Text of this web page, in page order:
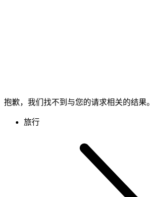
抱歉，我们找不到与您的请求相关的结果。
旅行